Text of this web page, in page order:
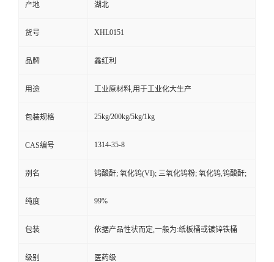
产地 湖北
货号 XHL0151
品牌 鑫红利
用途 工业原材料,用于工业化大生产
包装规格 25kg/200kg/5kg/1kg
CAS编号 1314-35-8
别名 钨酸酐; 氧化钨(VI); 三氧化钨粉; 氧化钨,钨酸酐;
纯度 99%
包装 依据产品性状而定,一般为:纸板桶或镀锌铁桶
级别 医药级